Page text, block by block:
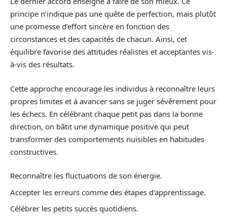
principe n’indique pas une quête de perfection, mais plutôt
une promesse d’effort sincère en fonction des
circonstances et des capacités de chacun. Ainsi, cet
équilibre favorise des attitudes réalistes et acceptantes vis-
à-vis des résultats.
Cette approche encourage les individus à reconnaître leurs
propres limites et à avancer sans se juger sévèrement pour
les échecs. En célébrant chaque petit pas dans la bonne
direction, on bâtit une dynamique positive qui peut
transformer des comportements nuisibles en habitudes
constructives.
Reconnaître les fluctuations de son énergie.
Accepter les erreurs comme des étapes d’apprentissage.
Célébrer les petits succès quotidiens.